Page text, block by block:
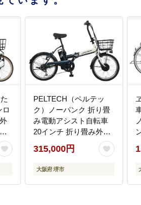
ロ
リ
PELTECH（ペルテッ
ク）ノーパンク 折り畳
み電動アシスト自転車
20インチ 折り畳み外装6
段変速（TDN-208LN）
【簡易組立必要】【ホ
ワイトブラック】【 自
自転車 サイクリング ア
315,000円
大阪府 堺市